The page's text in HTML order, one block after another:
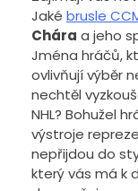
Jaké brusle
Chára a jeho
Jména hráčů,
ovlivňují výběr
nechtěl
NHL? Bohužel
výstroje
nepřijdou do
který vás má k